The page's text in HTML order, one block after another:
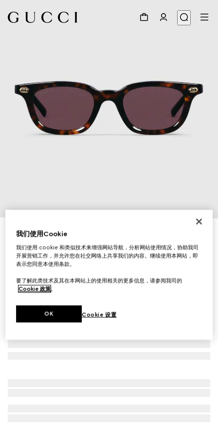
椭圆形镜框太阳眼镜
€ 245
相关款式深玳瑁色
我们使用Cookie
我们使用 cookie 和类似技术来增强网站导航，分析网站使用情况，协助我司
开展营销工作，并允许您在社交网络上共享我们的内容。继续使用本网站，即
表示您同意本使用条款。
要了解此类技术及其在本网站上的使用相关的更多信息，请参阅我司的
Cookie 政策。
Cookie 设置
OK